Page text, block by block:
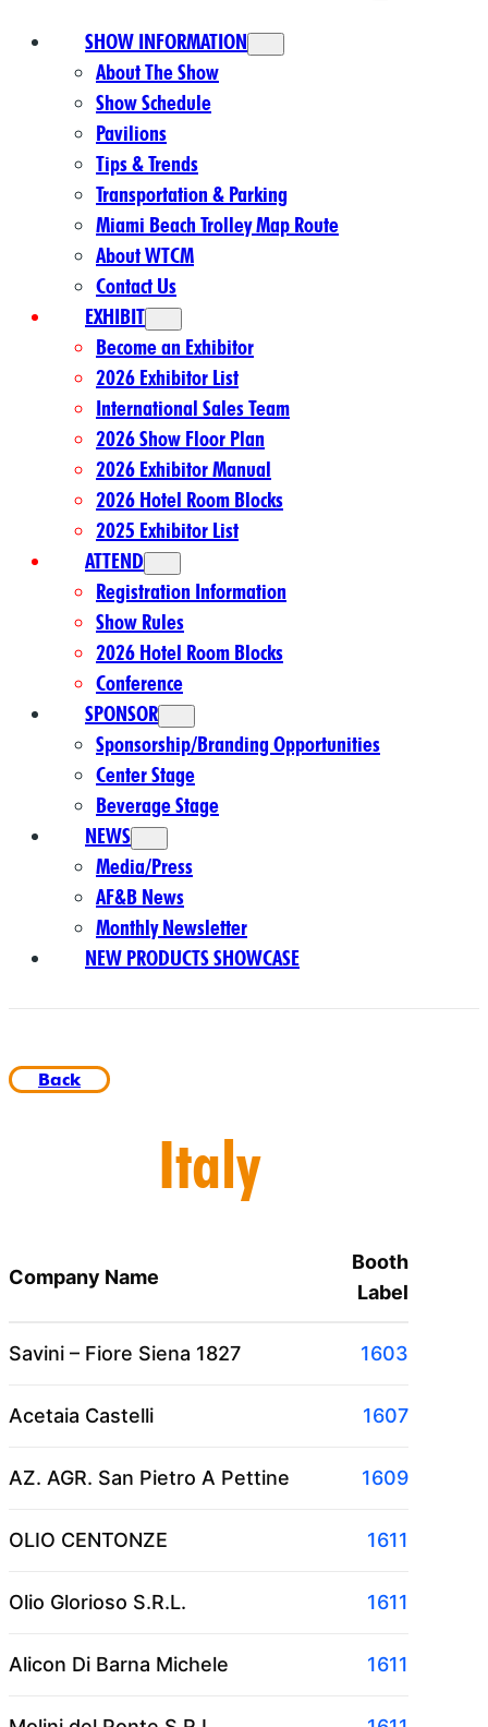
SHOW INFORMATION
About The Show
Show Schedule
Pavilions
Tips & Trends
Transportation & Parking
Miami Beach Trolley Map Route
About WTCM
Contact Us
EXHIBIT
Become an Exhibitor
2026 Exhibitor List
International Sales Team
2026 Show Floor Plan
2026 Exhibitor Manual
2026 Hotel Room Blocks
2025 Exhibitor List
ATTEND
Registration Information
Show Rules
2026 Hotel Room Blocks
Conference
SPONSOR
Sponsorship/Branding Opportunities
Center Stage
Beverage Stage
NEWS
Media/Press
AF&B News
Monthly Newsletter
NEW PRODUCTS SHOWCASE
Back
Italy
Company Name
Booth
Label
Savini – Fiore Siena 1827 1603
Acetaia Castelli 1607
AZ. AGR. San Pietro A Pettine 1609
OLIO CENTONZE 1611
Olio Glorioso S.R.L. 1611
Alicon Di Barna Michele 1611